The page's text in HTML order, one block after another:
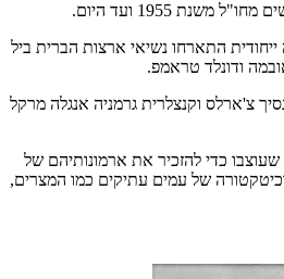
1955 ועד היום.
התארחו נשיאי ארצות הברית ביל
ודונלד טראמפ.
צ'ארלס וקנצלרית גרמניה אנגלה מרקל
כדי להזכיר את ארמונותיהם של
של עמים עתיקים כמו המצרים,